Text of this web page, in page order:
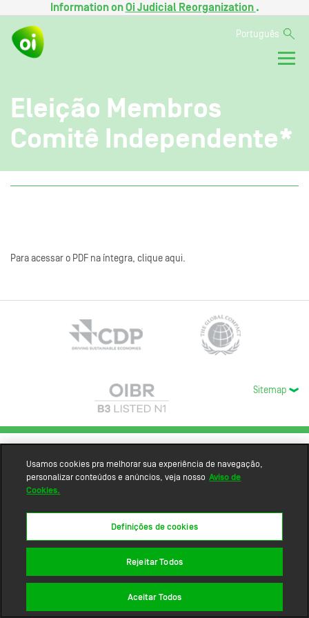
Information onOi Judicial Reorganization .
Português
Eleição Membros
Comitê Independente*
Para acessar o PDF na íntegra, clique aqui.
Sitemap
Usamos cookies pra melhorar sua experiência de navegação,
personalizar conteúdos e anúncios, veja nosso Aviso de
Cookies.
Definições de cookies
Rejeitar Todos
Aceitar Todos